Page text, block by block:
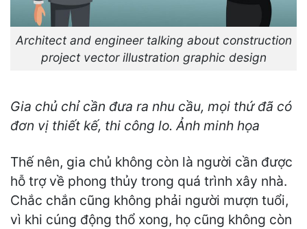
Architect and engineer talking about construction
project vector illustration graphic design
Gia chủ chỉ cần đưa ra nhu cầu, mọi thứ đã có
đơn vị thiết kế, thi công lo. Ảnh minh họa
Thế nên, gia chủ không còn là người cần được
hỗ trợ về phong thủy trong quá trình xây nhà.
Chắc chắn cũng không phải người mượn tuổi,
vì khi cúng động thổ xong, họ cũng không còn